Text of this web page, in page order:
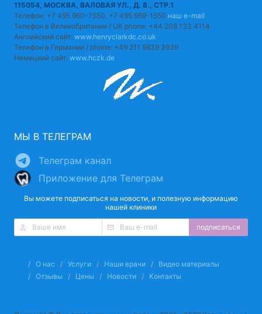
115054, МОСКВА, ВАЛОВАЯ УЛ., Д. 8., СТР.1
Телефон: +7 495 960-7550, +7 495 969-1550 наш e-mail
Телефон в Великобритании / UK phone: +44 208 133 4114
Английский сайт: www.henryclarkdc.co.uk
Телефон в Германии / phone: +49 211 9839 3939
Немецкий сайт: www.hczk.de
МЫ В ТЕЛЕГРАМ
Телеграм канал
Приложение для Телеграм
Вы можете подписаться на новости, и полезную информацию
нашей клиники
подписаться
О нас Услуги Наши врачи
Видео материалы
Отзывы
Цены Новости Контакты